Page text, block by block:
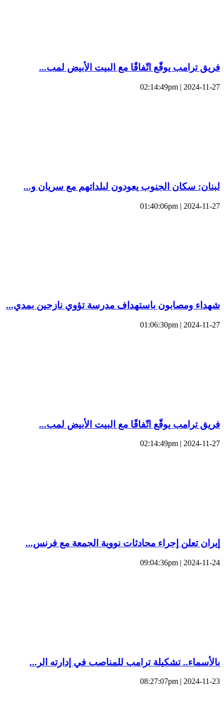
فريق ترامب يوقّع اتّفاقًا مع البيت الأبيض لمب...
2024-11-27 | 02:14:49pm
لبنان: سكان الجنوب يعودون لبلداتهم مع سريان و...
2024-11-27 | 01:40:06pm
شهداء ومصابون باستهداف مدرسة تؤوي نازحين بمدي...
2024-11-27 | 01:06:30pm
فريق ترامب يوقّع اتّفاقًا مع البيت الأبيض لمب...
2024-11-27 | 02:14:49pm
إيران تعلن إجراء محادثات نووية الجمعة مع فرنس...
2024-11-24 | 09:04:36pm
بالأسماء.. تشكيلة ترامب للمناصب في إدارته الر...
2024-11-23 | 08:27:07pm